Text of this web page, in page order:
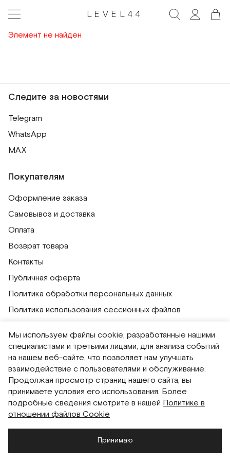
LEVEL44
Элемент не найден
Следите за новостями
Telegram
WhatsApp
MAX
Покупателям
Оформление заказа
Самовывоз и доставка
Оплата
Возврат товара
Контакты
Публичная оферта
Политика обработки персональных данных
Политика использования сессионных файлов
Согласие на обработку персональных данных
Система привилегий
Русский English
Мы используем файлы cookie, разработанные нашими
специалистами и третьими лицами, для анализа событий
на нашем веб-сайте, что позволяет нам улучшать
взаимодействие с пользователями и обслуживание.
Продолжая просмотр страниц нашего сайта, вы
принимаете условия его использования. Более
подробные сведения смотрите в нашей Политике в
отношении файлов Cookie
Принимаю